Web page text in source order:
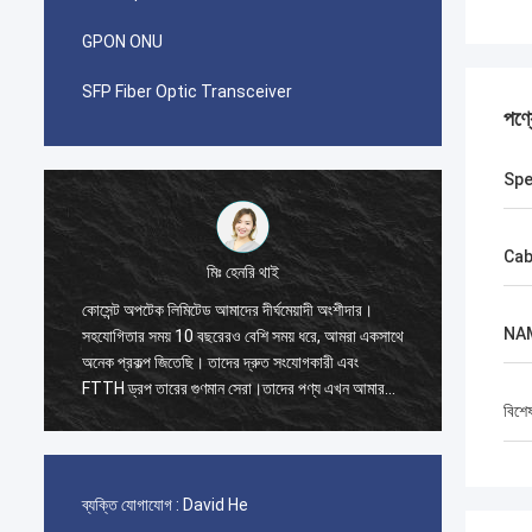
GPON ONU
SFP Fiber Optic Transceiver
মিঃ পাবলো
আমি যখন 2014 সালে কোসেন্ট অপটেক লিমিটেডের সাথে
প্রথম অর্ডার দিয়েছিলাম তখন আমি অবাক হয়েছিলাম।
জিআইএক্সটিডাব্লু কেবলের একটি ধারক 40 জিপি এবং দ্রুত
সংযোজক, প্যাচ কর্ড এবং অ্যাডাপ্টারের জন্য একটি ধারক 20
ব্যক্তি যোগাযোগ : David He